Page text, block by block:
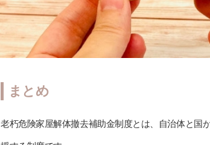
まとめ
老朽危険家屋解体撤去補助金制度とは、自治体と国